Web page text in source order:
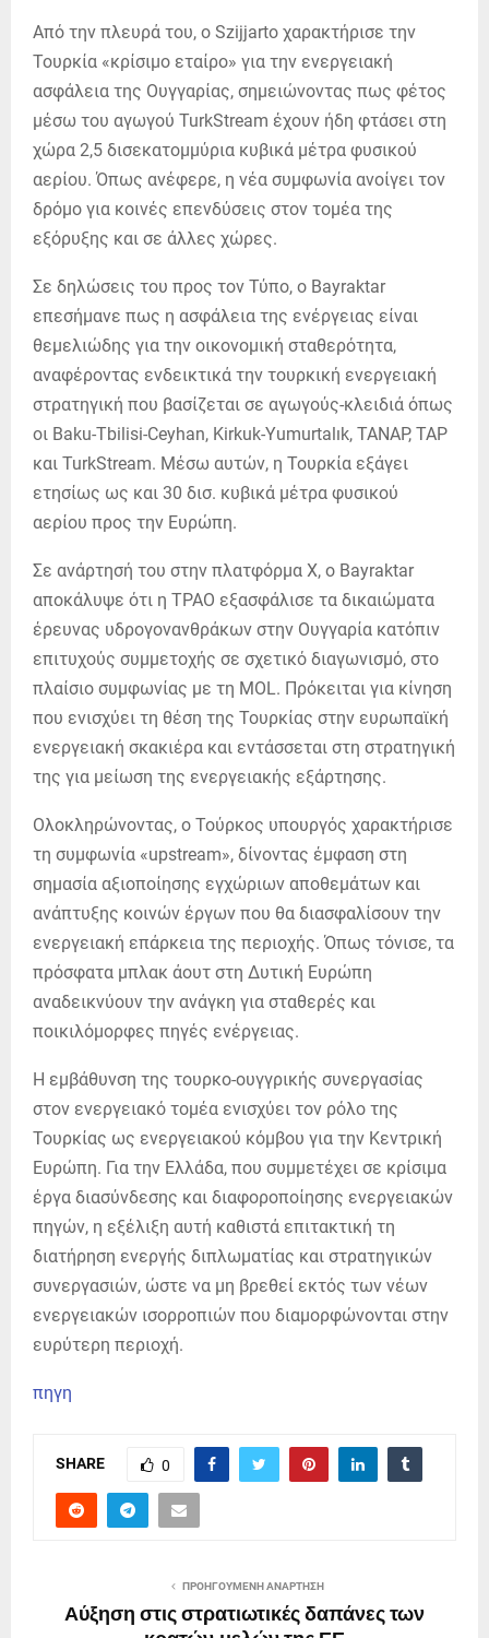
Από την πλευρά του, ο Szijjarto χαρακτήρισε την
Τουρκία «κρίσιμο εταίρο» για την ενεργειακή
ασφάλεια της Ουγγαρίας, σημειώνοντας πως φέτος
μέσω του αγωγού TurkStream έχουν ήδη φτάσει στη
χώρα 2,5 δισεκατομμύρια κυβικά μέτρα φυσικού
αερίου. Όπως ανέφερε, η νέα συμφωνία ανοίγει τον
δρόμο για κοινές επενδύσεις στον τομέα της
εξόρυξης και σε άλλες χώρες.
Σε δηλώσεις του προς τον Τύπο, ο Bayraktar
επεσήμανε πως η ασφάλεια της ενέργειας είναι
θεμελιώδης για την οικονομική σταθερότητα,
αναφέροντας ενδεικτικά την τουρκική ενεργειακή
στρατηγική που βασίζεται σε αγωγούς-κλειδιά όπως
οι Baku-Tbilisi-Ceyhan, Kirkuk-Yumurtalık, TANAP, TAP
και TurkStream. Μέσω αυτών, η Τουρκία εξάγει
ετησίως ως και 30 δισ. κυβικά μέτρα φυσικού
αερίου προς την Ευρώπη.
Σε ανάρτησή του στην πλατφόρμα Χ, ο Bayraktar
αποκάλυψε ότι η TPAO εξασφάλισε τα δικαιώματα
έρευνας υδρογονανθράκων στην Ουγγαρία κατόπιν
επιτυχούς συμμετοχής σε σχετικό διαγωνισμό, στο
πλαίσιο συμφωνίας με τη MOL. Πρόκειται για κίνηση
που ενισχύει τη θέση της Τουρκίας στην ευρωπαϊκή
ενεργειακή σκακιέρα και εντάσσεται στη στρατηγική
της για μείωση της ενεργειακής εξάρτησης.
Ολοκληρώνοντας, ο Τούρκος υπουργός χαρακτήρισε
τη συμφωνία «upstream», δίνοντας έμφαση στη
σημασία αξιοποίησης εγχώριων αποθεμάτων και
ανάπτυξης κοινών έργων που θα διασφαλίσουν την
ενεργειακή επάρκεια της περιοχής. Όπως τόνισε, τα
πρόσφατα μπλακ άουτ στη Δυτική Ευρώπη
αναδεικνύουν την ανάγκη για σταθερές και
ποικιλόμορφες πηγές ενέργειας.
Η εμβάθυνση της τουρκο-ουγγρικής συνεργασίας
στον ενεργειακό τομέα ενισχύει τον ρόλο της
Τουρκίας ως ενεργειακού κόμβου για την Κεντρική
Ευρώπη. Για την Ελλάδα, που συμμετέχει σε κρίσιμα
έργα διασύνδεσης και διαφοροποίησης ενεργειακών
πηγών, η εξέλιξη αυτή καθιστά επιτακτική τη
διατήρηση ενεργής διπλωματίας και στρατηγικών
συνεργασιών, ώστε να μη βρεθεί εκτός των νέων
ενεργειακών ισορροπιών που διαμορφώνονται στην
ευρύτερη περιοχή.
πηγη
SHARE 0
ΠΡΟΗΓΟΎΜΕΝΗ ΑΝΆΡΤΗΣΗ
Αύξηση στις στρατιωτικές δαπάνες των